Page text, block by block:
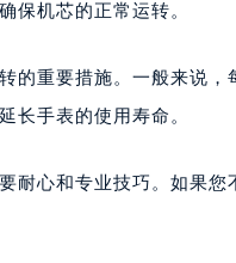
号世界贸易大厦38层09
号万象城华润大厦B座12
号浦西万达中心写字楼A
号万达金融中心A座907
号中银大厦A座(旺进大
保机芯的正常运转。
的重要措施。一般来说
长手表的使用寿命。
耐心和专业技巧。如果